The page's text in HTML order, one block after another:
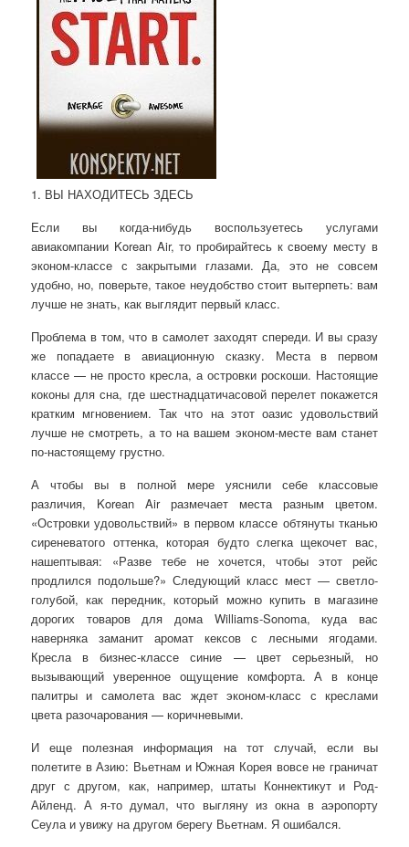
1. ВЫ НАХОДИТЕСЬ ЗДЕСЬ
Если вы когда-нибудь воспользуетесь услугами
авиакомпании Korean Air, то пробирайтесь к своему месту в
эконом-классе с закрытыми глазами. Да, это не совсем
удобно, но, поверьте, такое неудобство стоит вытерпеть: вам
лучше не знать, как выглядит первый класс.
Проблема в том, что в самолет заходят спереди. И вы сразу
же попадаете в авиационную сказку. Места в первом
классе — не просто кресла, а островки роскоши. Настоящие
коконы для сна, где шестнадцатичасовой перелет покажется
кратким мгновением. Так что на этот оазис удовольствий
лучше не смотреть, а то на вашем эконом-месте вам станет
по-настоящему грустно.
А чтобы вы в полной мере уяснили себе классовые
различия, Korean Air размечает места разным цветом.
«Островки удовольствий» в первом классе обтянуты тканью
сиреневатого оттенка, которая будто слегка щекочет вас,
нашептывая: «Разве тебе не хочется, чтобы этот рейс
продлился подольше?» Следующий класс мест — светло-
голубой, как передник, который можно купить в магазине
дорогих товаров для дома Williams-Sonoma, куда вас
наверняка заманит аромат кексов с лесными ягодами.
Кресла в бизнес-классе синие — цвет серьезный, но
вызывающий уверенное ощущение комфорта. А в конце
палитры и самолета вас ждет эконом-класс с креслами
цвета разочарования — коричневыми.
И еще полезная информация на тот случай, если вы
полетите в Азию: Вьетнам и Южная Корея вовсе не граничат
друг с другом, как, например, штаты Коннектикут и Род-
Айленд. А я-то думал, что выгляну из окна в аэропорту
Сеула и увижу на другом берегу Вьетнам. Я ошибался.